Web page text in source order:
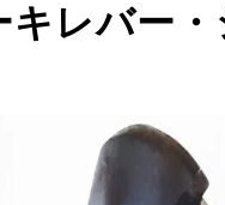
キレバー